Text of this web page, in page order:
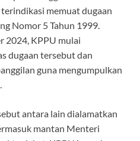
memuat dugaan
Nomor 5 Tahun 1999.
2024, KPPU mulai
dugaan tersebut dan
guna mengumpulkan
antara lain dialamatkan
mantan Menteri